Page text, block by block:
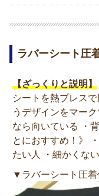
ラバーシート圧
【ざっくりと説明】
シートを熱プレス
うデザインをマー
なら向いている ・
とにおすすめ！》
たい人 ・細かくな
▼ラバーシート圧